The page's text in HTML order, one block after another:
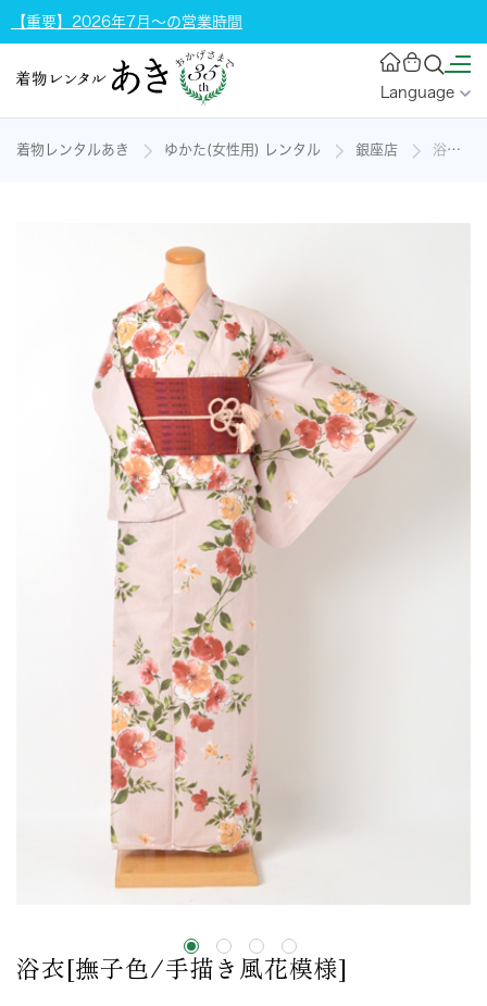
【重要】2026年7月～の営業時間
Language
着物レンタルあき ゆかた(女性用) レンタル 銀座店 浴衣[撫子色/手描き風花模様]の着物レンタル
浴衣[撫子色/手描き風花模様]